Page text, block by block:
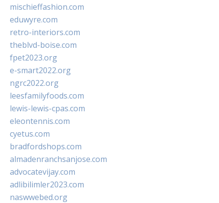
mischieffashion.com
eduwyre.com
retro-interiors.com
theblvd-boise.com
fpet2023.org
e-smart2022.org
ngrc2022.org
leesfamilyfoods.com
lewis-lewis-cpas.com
eleontennis.com
cyetus.com
bradfordshops.com
almadenranchsanjose.com
advocatevijay.com
adlibilimler2023.com
naswwebed.org